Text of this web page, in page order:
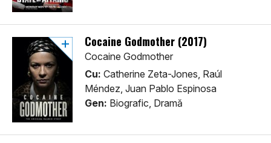
Cocaine Godmother (2017)
Cocaine Godmother
Cu: Catherine Zeta-Jones, Raúl
Méndez, Juan Pablo Espinosa
Gen: Biografic, Dramă